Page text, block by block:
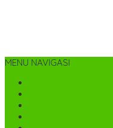
MENU NAVIGASI